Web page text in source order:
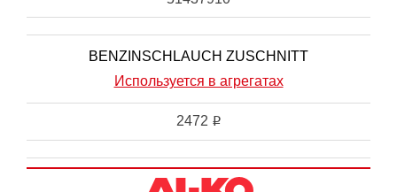
BENZINSCHLAUCH ZUSCHNITT
Используется в агрегатах
2472 i